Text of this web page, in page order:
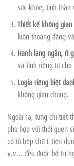
sức khỏe, tinh thần
Thiết kế không
luôn thoáng đãng
Hành lang ngắn, ít
và tính riêng tư cho
Logia riêng biệt
không gian chung.
Ngoài ra, từng chi tiết
phù hợp với thói quen
có tủ bếp chữ L tiện
v.v… đều được bố trí